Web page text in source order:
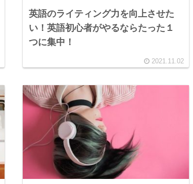
英語のライティング力を向上させた
い！英語初心者がやるならたった１
つに集中！
2021.11.02